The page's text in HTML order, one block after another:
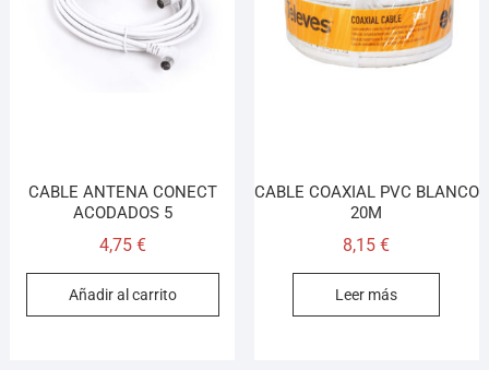
CABLE ANTENA CONECT
ACODADOS 5
4,75 €
Añadir al carrito
CABLE COAXIAL PVC BLANCO
20M
8,15€
Leer más